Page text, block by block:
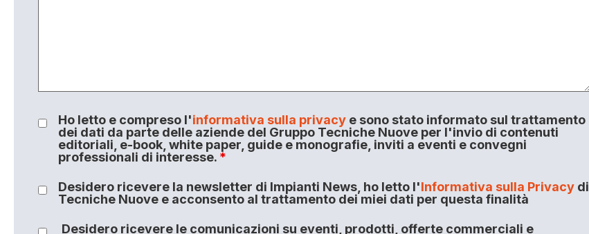
Ho letto e compreso l'informativa sulla privacye sono stato informato sul trattamento
dei dati da parte delle aziende del Gruppo Tecniche Nuove per l'invio di contenuti
editoriali, e-book, white paper, guide e monografie, inviti a eventi e convegni
professionali di interesse. *
Desidero ricevere la newsletter di Impianti News, ho letto l'Informativa sulla Privacydi
Tecniche Nuove e acconsento al trattamento dei miei dati per questa finalità
Desidero ricevere le comunicazioni su eventi, prodotti, offerte commerciali e